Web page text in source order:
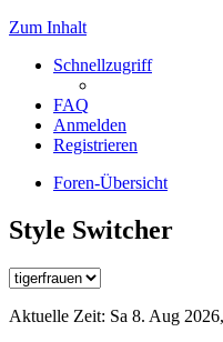
Zum Inhalt
Schnellzugriff
FAQ
Anmelden
Registrieren
Foren-Übersicht
Style Switcher
Aktuelle Zeit: Sa 8. Aug